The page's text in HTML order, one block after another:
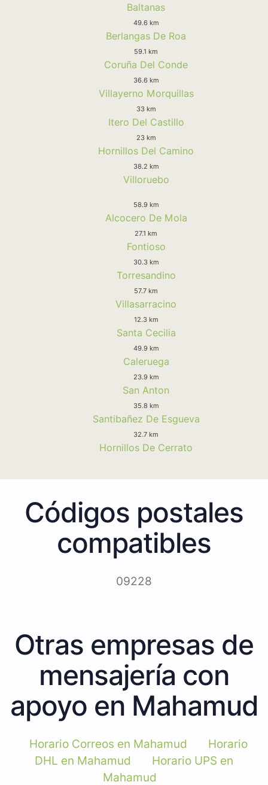
Baltanas
49.6 km
Berlangas De Roa
59.1 km
Coruña Del Conde
36.6 km
Villayerno Morquillas
33 km
Itero Del Castillo
23 km
Hornillos Del Camino
38.2 km
Villoruebo
58.9 km
Alcocero De Mola
27.1 km
Fontioso
30.3 km
Torresandino
57.7 km
Villasarracino
12.3 km
Santa Cecilia
49.9 km
Caleruega
23.9 km
San Anton
35.8 km
Santibañez De Esgueva
32.7 km
Hornillos De Cerrato
Códigos postales
compatibles
09228
Otras empresas de
mensajería con
apoyo en Mahamud
Horario Correos en Mahamud
Horario
DHL en Mahamud
Horario UPS en
Mahamud